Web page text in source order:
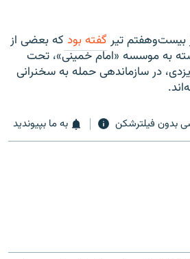
تیر گفته بود که بعضی از
به موسسه «امام خمینی»، تحت
در سازماندهی حمله به سخنرانی
بدون فیلترشکن به ما بپیوندید